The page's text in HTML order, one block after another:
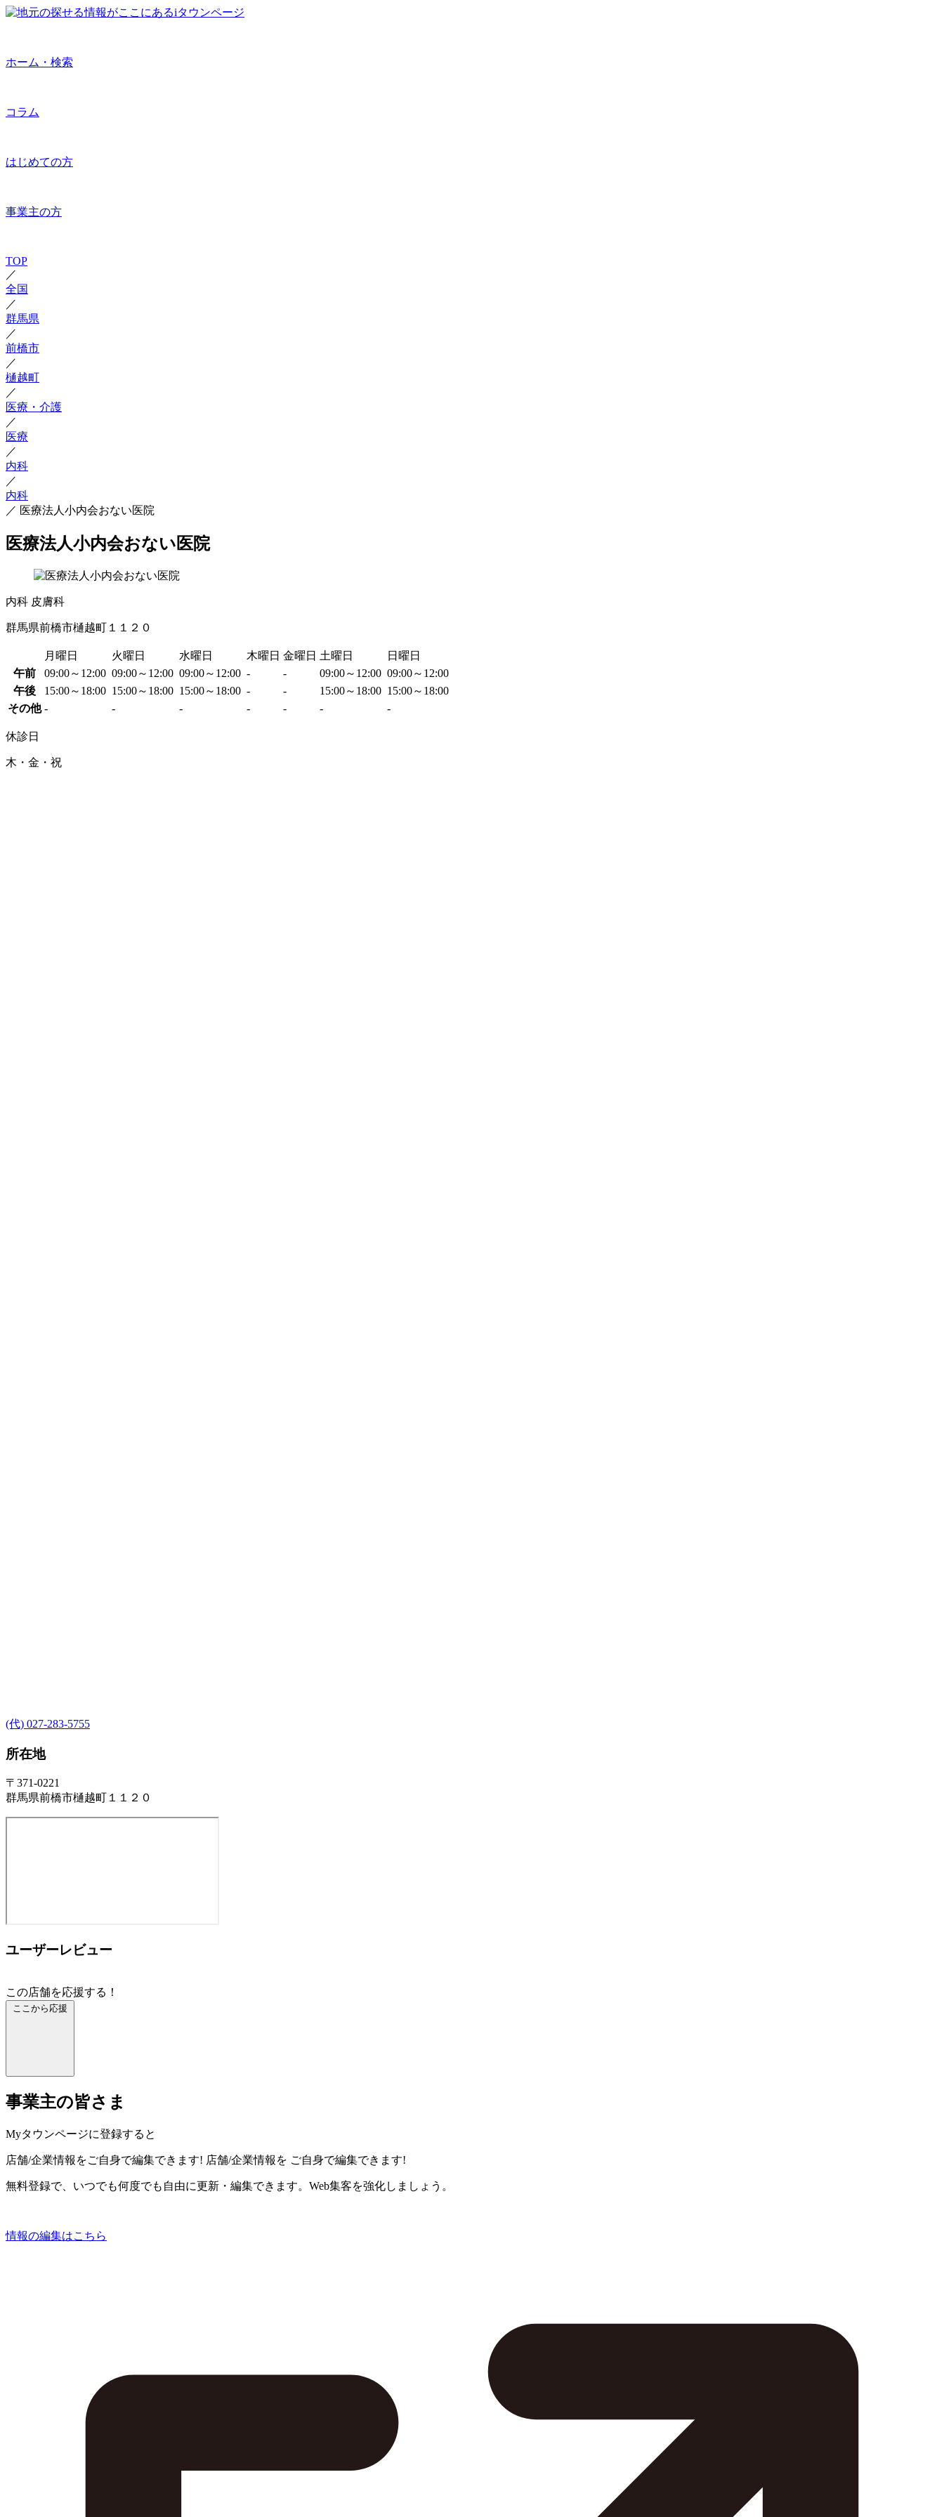
ホーム・検索
コラム
はじめての方
事業主の方
TOP
／
全国
／
群馬県
／
前橋市
／
樋越町
／
医療・介護
／
医療
／
内科
／
内科
／ 医療法人小内会おない医院
医療法人小内会おない医院
内科 皮膚科
群馬県前橋市樋越町１１２０
月曜日 火曜日 水曜日 木曜日 金曜日 土曜日
日曜日
午前
09:00～12:00 09:00～12:00 09:00～12:00 - - 09:00～12:00 09:00～12:00
午後
15:00～18:00 15:00～18:00 15:00～18:00 - - 15:00～18:00 15:00～18:00
その他 - - - - - - -
休診日
木・金・祝
(代) 027-283-5755
所在地
〒371-0221
群馬県前橋市樋越町１１２０
ユーザーレビュー
この店舗を応援する！
ここから応援
事業主の皆さま
Myタウンページに登録すると
店舗/企業情報をご自身で編集できます! 店舗/企業情報を ご自身で編集できます!
無料登録で、いつでも何度でも自由に更新・編集できます。Web集客を強化しましょう。
情報の編集はこちら